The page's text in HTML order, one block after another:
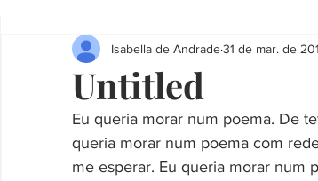
Mulheres em Cena Poesia Projetos
Materias Literarias Produçao Autoral
Untitled
Isabella de Andrade31 de mar. de
Eu queria morar num poema. De
queria morar num poema com
me esperar. Eu queria morar num